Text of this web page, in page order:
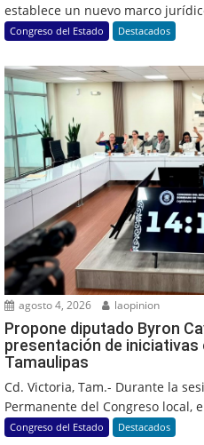
establece un nuevo marco
Congreso del Estado Destacados
agosto 4, 2026 laopinion
Propone diputado Byron
presentación de iniciativas
Tamaulipas
Cd. Victoria, Tam.- Durante la
Permanente del Congreso local,
Congreso del Estado Destacados